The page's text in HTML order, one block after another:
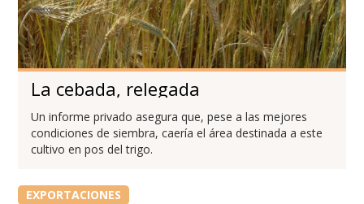
La cebada, relegada
Un informe privado asegura que, pese a las mejores
condiciones de siembra, caería el área destinada a este
cultivo en pos del trigo.
EXPORTACIONES